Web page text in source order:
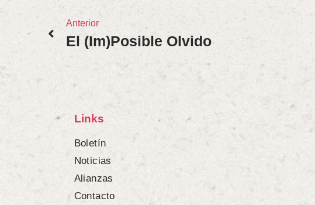
Anterior
El (im)posible Olvido
Links
Boletín
Noticias
Alianzas
Contacto